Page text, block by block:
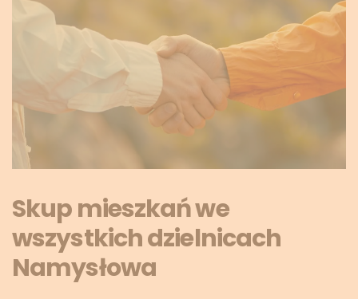
Skup mieszkań we
wszystkich dzielnicach
Namysłowa